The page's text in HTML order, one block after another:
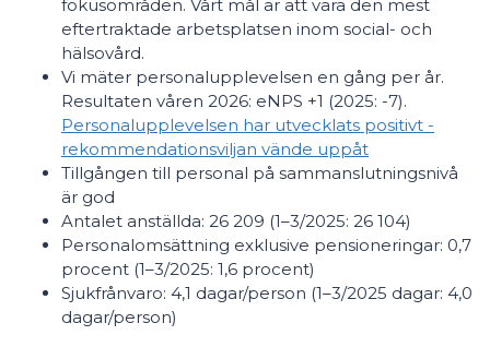
fokusområden. Vårt mål är att vara den mest
eftertraktade arbetsplatsen inom social- och
hälsovård.
Vi mäter personalupplevelsen en gång per år.
Resultaten våren 2026: eNPS +1 (2025: -7).
Personalupplevelsen har utvecklats positivt -
rekommendationsviljan vände uppåt
Tillgången till personal på sammanslutningsnivå
är god
Antalet anställda: 26 209 (1–3/2025: 26 104)
Personalomsättning exklusive pensioneringar: 0,7
procent (1–3/2025: 1,6 procent)
Sjukfrånvaro: 4,1 dagar/person (1–3/2025 dagar: 4,0
dagar/person)